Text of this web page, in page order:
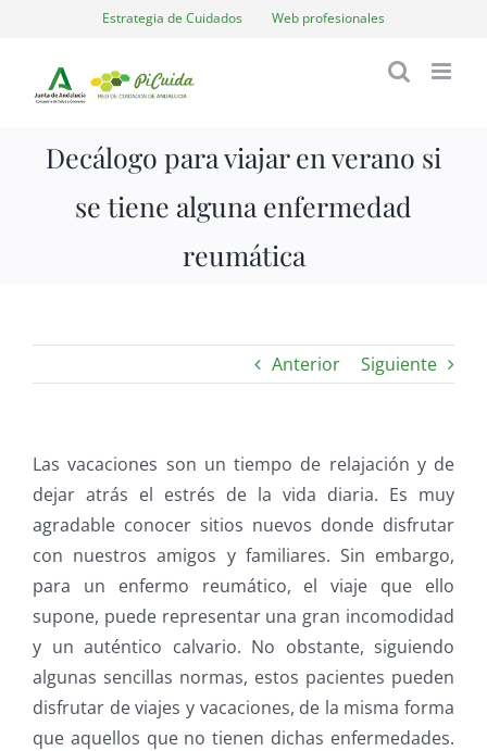
contenido
Estrategia de Cuidados Web profesionales
Decálogo para viajar en verano si
se tiene alguna enfermedad
reumática
Anterior Siguiente
Las vacaciones son un tiempo de relajación y de
dejar atrás el estrés de la vida diaria. Es muy
agradable conocer sitios nuevos donde disfrutar
con nuestros amigos y familiares. Sin embargo,
para un enfermo reumático, el viaje que ello
supone, puede representar una gran incomodidad
y un auténtico calvario. No obstante, siguiendo
algunas sencillas normas, estos pacientes pueden
disfrutar de viajes y vacaciones, de la misma forma
que aquellos que no tienen dichas enfermedades.